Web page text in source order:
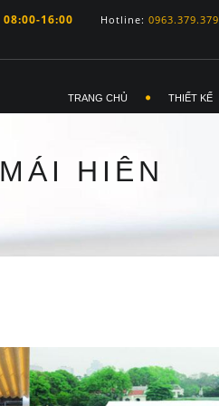
08:00-16:00 Hotline: 0963.379.379
TRANG CHỦ THIẾT KẾ
HIÊN